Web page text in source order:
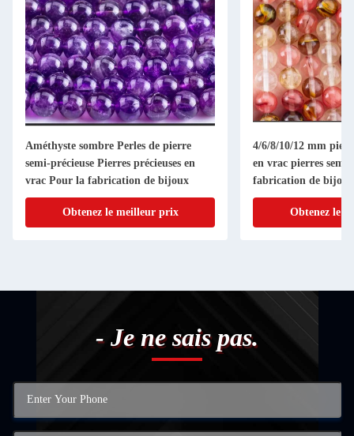
Améthyste sombre Perles de pierre
semi-précieuse Pierres précieuses en
vrac Pour la fabrication de bijoux
Obtenez le meilleur prix
4/6/8/10/12 mm
en vrac pierres
fabrication de bijoux
Obtenez le
- Je ne sais pas.